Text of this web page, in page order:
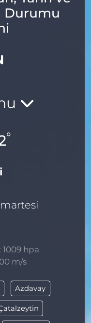
Durumu
°
1009 hpa
m/s
Azdavay